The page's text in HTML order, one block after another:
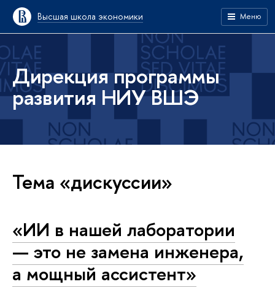
Высшая школа экономики Меню
Дирекция программы
развития НИУ ВШЭ
Тема «дискуссии»
«ИИ в нашей лаборатории
— это не замена инженера,
а мощный ассистент»